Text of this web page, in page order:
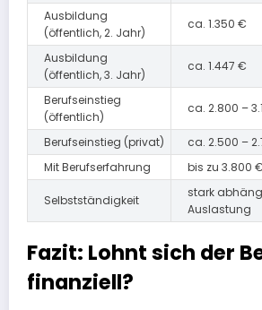
Ausbildung
(öffentlich, 2. Jahr)
ca. 1.350 €
Ausbildung
(öffentlich, 3. Jahr)
ca. 1.447 €
Berufseinstieg
(öffentlich)
ca. 2.800 –
Berufseinstieg (privat)
ca. 2.500 –
Mit Berufserfahrung
bis zu 3.800 €
Selbstständigkeit
stark
Auslastung
Fazit: Lohnt sich der
finanziell?